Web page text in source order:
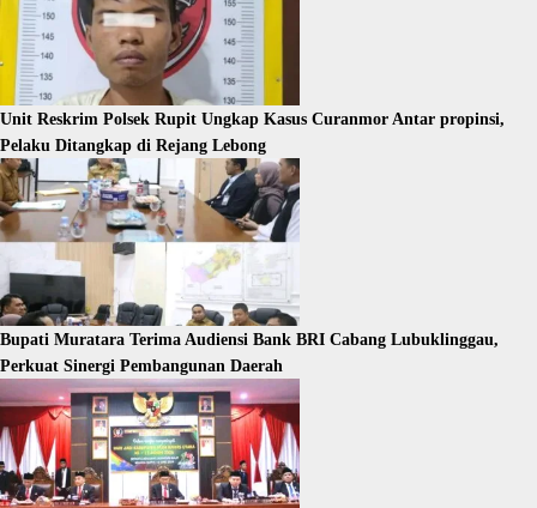
Unit Reskrim Polsek Rupit Ungkap Kasus Curanmor Antar propinsi,
Pelaku Ditangkap di Rejang Lebong
Bupati Muratara Terima Audiensi Bank BRI Cabang Lubuklinggau,
Perkuat Sinergi Pembangunan Daerah